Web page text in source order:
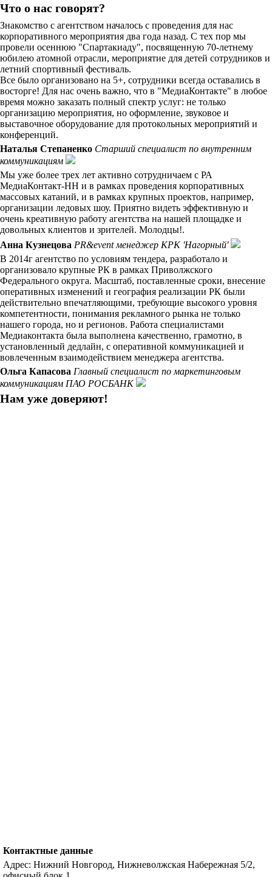
Что о нас говорят?
Знакомство с агентством началось с проведения для нас
корпоративного мероприятия два года назад. С тех пор мы
провели осеннюю "Спартакиаду", посвященную 70-летнему
юбилею атомной отрасли, мероприятие для детей сотрудников и
летний спортивный фестиваль.
Все было организовано на 5+, сотрудники всегда оставались в
восторге! Для нас очень важно, что в "МедиаКонтакте" в любое
время можно заказать полный спектр услуг: не только
организацию мероприятия, но оформление, звуковое и
выставочное оборудование для протокольных мероприятий и
конференций.
Наталья Степаненко Старший специалист по внутренним
коммуникациям
Мы уже более трех лет активно сотрудничаем с РА
МедиаКонтакт-НН и в рамках проведения корпоративных
массовых катаний, и в рамках крупных проектов, например,
организации ледовых шоу. Приятно видеть эффективную и
очень креативную работу агентства на нашей площадке и
довольных клиентов и зрителей. Молодцы!.
Анна Кузнецова PR&event менеджер КРК 'Нагорный'
В 2014г агентство по условиям тендера, разработало и
организовало крупные РК в рамках Приволжского
Федерального округа. Масштаб, поставленные сроки, внесение
оперативных изменений и география реализации РК были
действительно впечатляющими, требующие высокого уровня
компетентности, понимания рекламного рынка не только
нашего города, но и регионов. Работа специалистами
Медиаконтакта была выполнена качественно, грамотно, в
установленный дедлайн, с оперативной коммуникацией и
вовлеченным взаимодействием менеджера агентства.
Ольга Капасова Главный специалист по маркетинговым
коммуникациям ПАО РОСБАНК
Нам уже доверяют!
Контактные данные
Адрес: Нижний Новгород, Нижневолжская Набережная 5/2,